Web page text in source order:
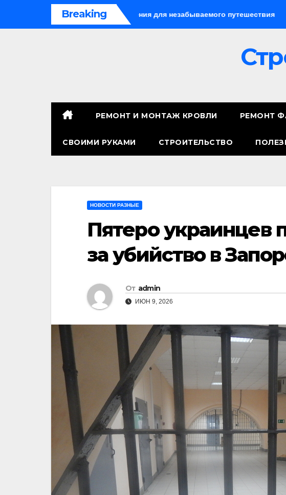
Breaking
лучшие направления для незабываемого путешествия Как
РЕМОНТ И МОНТАЖ КРОВЛИ РЕМОНТ
СВОИМИ РУКАМИ СТРОИТЕЛЬСТВО
НОВОСТИ РАЗНЫЕ
Пятеро украинцев
за убийство в
От admin
ИЮН 9, 2026